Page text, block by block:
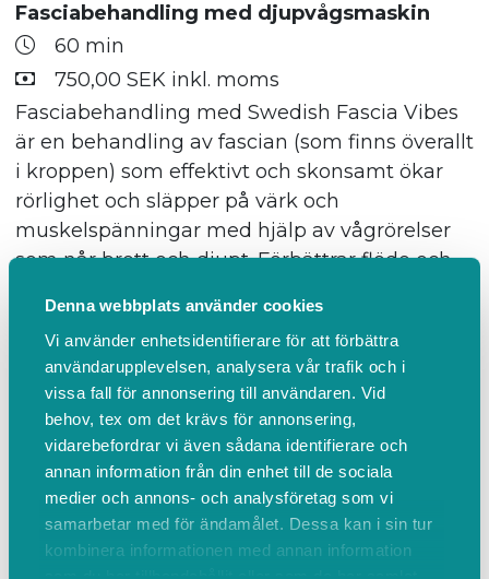
Denna webbplats använder cookies
Vi använder enhetsidentifierare för att förbättra
användarupplevelsen, analysera vår trafik och i
vissa fall för annonsering till användaren. Vid
behov, tex om det krävs för annonsering,
vidarebefordrar vi även sådana identifierare och
annan information från din enhet till de sociala
medier och annons- och analysföretag som vi
samarbetar med för ändamålet. Dessa kan i sin tur
kombinera informationen med annan information
Fasciabehandling med djupvågsmaskin
60 min
750,00 SEK inkl. moms
Fasciabehandling med Swedish Fascia Vibes
är en behandling av fascian (som finns överallt
i kroppen) som effektivt och skonsamt ökar
rörlighet och släpper på värk och
muskelspänningar med hjälp av vågrörelser
som når brett och djupt. Förbättrar flöde och
maskin kan man t.ex. lossa på djupa
spänningar i rygg och nacke, mobilisera
bäckenet och avlasta tryck i benen. Den
absolut tydligaste effekten av en sådan
behandling är en betydligt bättre hållning.
Med bra hållning följer bra balans. När
kroppen centreras förbättras flödet av blod
och nervsignaler i kroppen, det blir lättare att
slappna av, och kroppens egen självläkning